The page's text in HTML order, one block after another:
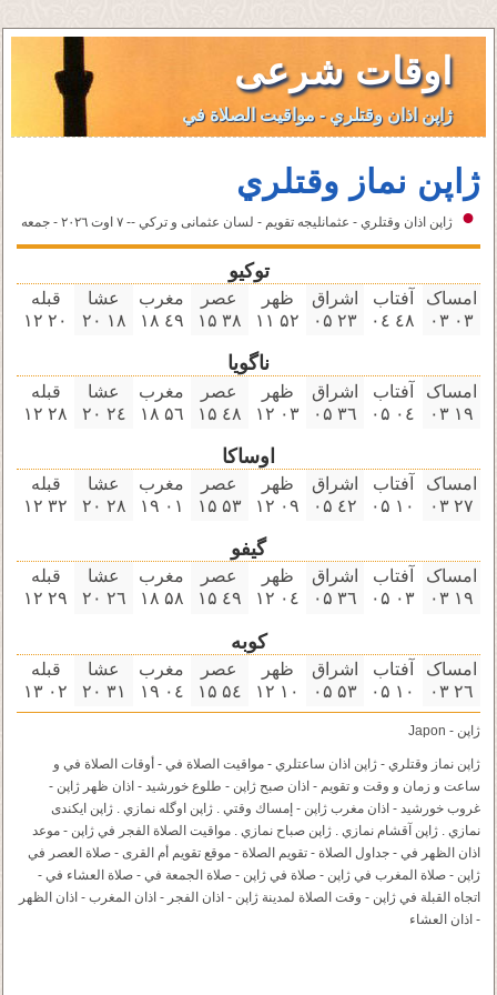
اوقات شرعی
ژاپن اذان وقتلري - مواقيت الصلاة في
ژاپن نماز وقتلري
ژاپن اذان وقتلري - عثمانليجه تقویم - لسان عثمانى و تركي -- ٧ اوت ۲۰۲٦ - جمعه
توکیو
امساک
۰۳ ۰۳
آفتاب
٤٨ ۰٤
اشراق
۲۳ ۰۵
ظهر
۵۲ ۱۱
عصر
۳٨ ۱۵
مغرب
٤٩ ۱٨
عشا
۱٨ ۲۰
قبله
۲۰ ۱۲
ناگویا
امساک
۱٩ ۰۳
آفتاب
۰٤ ۰۵
اشراق
۳٦ ۰۵
ظهر
۰۳ ۱۲
عصر
٤٨ ۱۵
مغرب
۵٦ ۱٨
عشا
۲٤ ۲۰
قبله
۲٨ ۱۲
اوساکا
امساک
۲٧ ۰۳
آفتاب
۱۰ ۰۵
اشراق
٤۲ ۰۵
ظهر
۰٩ ۱۲
عصر
۵۳ ۱۵
مغرب
۰۱ ۱٩
عشا
۲٨ ۲۰
قبله
۳۲ ۱۲
گیفو
امساک
۱٩ ۰۳
آفتاب
۰۳ ۰۵
اشراق
۳٦ ۰۵
ظهر
۰٤ ۱۲
عصر
٤٩ ۱۵
مغرب
۵٨ ۱٨
عشا
۲٦ ۲۰
قبله
۲٩ ۱۲
کوبه
امساک
۲٦ ۰۳
آفتاب
۱۰ ۰۵
اشراق
۵۳ ۰۵
ظهر
۱۰ ۱۲
عصر
۵٤ ۱۵
مغرب
۰٤ ۱٩
عشا
۳۱ ۲۰
قبله
۰۲ ۱۳
ژاپن - Japon
ژاپن نماز وقتلري - ژاپن اذان ساعتلري - مواقيت الصلاة في - أوقات الصلاة في و
ساعت و زمان و وقت و تقویم - اذان صبح ژاپن - طلوع خورشید - اذان ظهر ژاپن -
غروب خورشید - اذان مغرب ژاپن - إمساك وقتي . ژاپن اوگله نمازي . ژاپن ايكندى
نمازي . ژاپن آقشام نمازي . ژاپن صباح نمازي . مواقيت الصلاة الفجر في ژاپن - موعد
اذان الظهر في - جداول الصلاة - تقويم الصلاة - موقع تقويم أم القرى - صلاة العصر في
ژاپن - صلاة المغرب في ژاپن - صلاة في ژاپن - صلاة الجمعة في - صلاة العشاء في -
اتجاه القبلة في ژاپن - وقت الصلاة لمدينة ژاپن - اذان الفجر - اذان المغرب - اذان الظهر
- اذان العشاء